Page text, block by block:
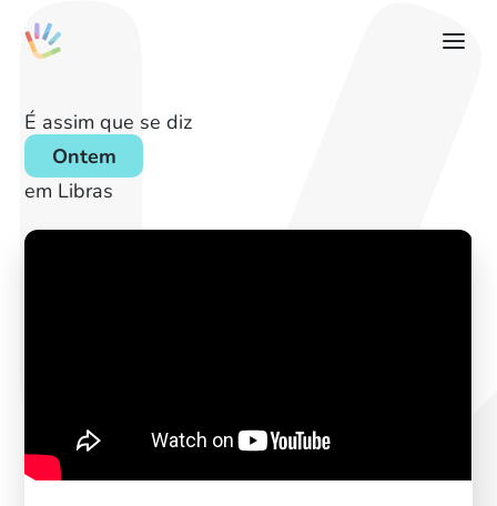
É assim que se diz
Ontem
em Libras